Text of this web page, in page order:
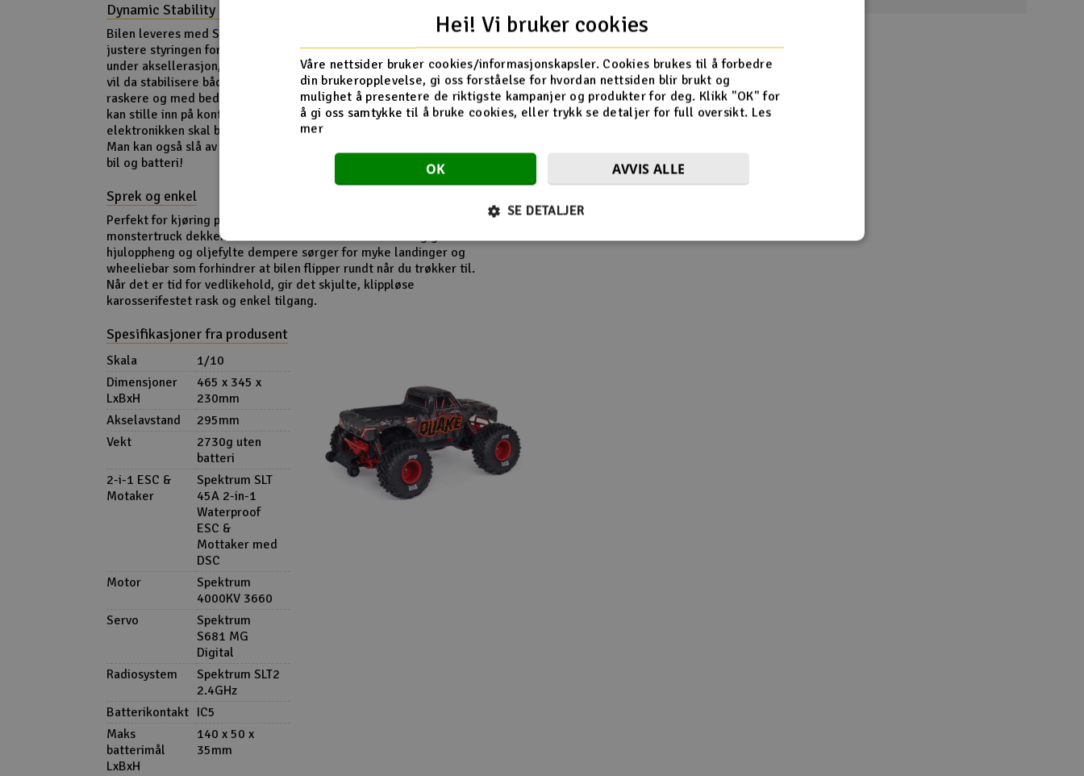
Dynamic Stability Control (DSC)
Bilen leveres med Spektrum DSC, som har innebygget gyro og kan
justere styringen for å stabilisere bilen, dette er spesielt nyttig
under aksellerasjon, rask kjøring og kjøring på løse underlag. DSC
vil da stabilisere både sving og aksellerasjon så man vil kunne kjøre
raskere og med bedre kontroll. Det er fire ulike styrker på DSC man
kan stille inn på kontrollen, slik at man kan justere hvor mye
elektronikken skal blande seg inn etter egne preferanser og ønske.
Man kan også slå av DSC helt og kjøre som om man har stjelt både
bil og batteri!
Sprek og enkel
Perfekt for kjøring på jord, grus eller kortklipt gress, med de store
monstertruck dekkene er dette en lek. Bilen har uavhengig
hjuloppheng og oljefylte dempere sørger for myke landinger og
wheeliebar som forhindrer at bilen flipper rundt når du trøkker til.
Når det er tid for vedlikehold, gir det skjulte, klippløse
karosserifestet rask og enkel tilgang.
Spesifikasjoner fra produsent
Skala
1/10
Dimensjoner
LxBxH
465 x 345 x
230mm
Akselavstand
295mm
Vekt
2730g uten
batteri
2-i-1 ESC &
Motaker
Spektrum SLT
45A 2-in-1
Waterproof
ESC &
Mottaker med
DSC
Motor
Spektrum
4000KV 3660
Servo
Spektrum
S681 MG
Digital
Radiosystem
Spektrum SLT2
2.4GHz
Batterikontakt IC5
Maks
batterimål
LxBxH
140 x 50 x
35mm
Hei! Vi bruker cookies
Våre nettsider bruker cookies/informasjonskapsler. Cookies brukes til å forbedre
din brukeropplevelse, gi oss forståelse for hvordan nettsiden blir brukt og
mulighet å presentere de riktigste kampanjer og produkter for deg. Klikk "OK" for
å gi oss samtykke til å bruke cookies, eller trykk se detaljer for full oversikt. Les
mer
OK AVVIS ALLE
SE DETALJER